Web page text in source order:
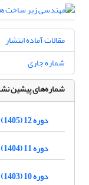
مقالات آماده انتشار
شماره جاری
شماره‌های پیشین
دوره 12 (1405)
دوره 11 (1404)
دوره 10 (1403)